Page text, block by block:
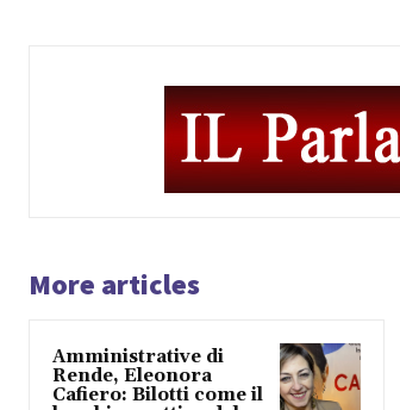
More articles
Amministrative di
Rende, Eleonora
Cafiero: Bilotti come il